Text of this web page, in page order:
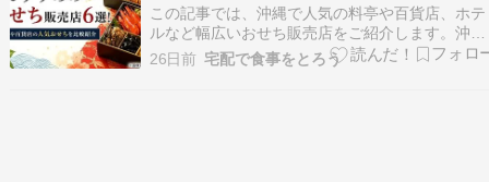
この記事では、沖縄で人気の料亭や百貨店、ホテ
ルなど幅広いおせち販売店をご紹介します。沖縄
県内で購入できる百貨店やホテル、スーパーな
ど、それぞれ特徴の異なるおせち販売店をまとめ
26日前 宅配で食事をとろう